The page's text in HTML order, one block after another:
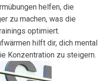
helfen, die
zu machen, was die
optimiert.
hilft dir, dich mental
Konzentration zu steigern.